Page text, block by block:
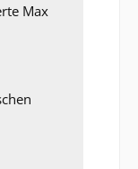
Max